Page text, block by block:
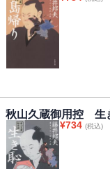
秋山久蔵御用控 生
¥734 (税込)